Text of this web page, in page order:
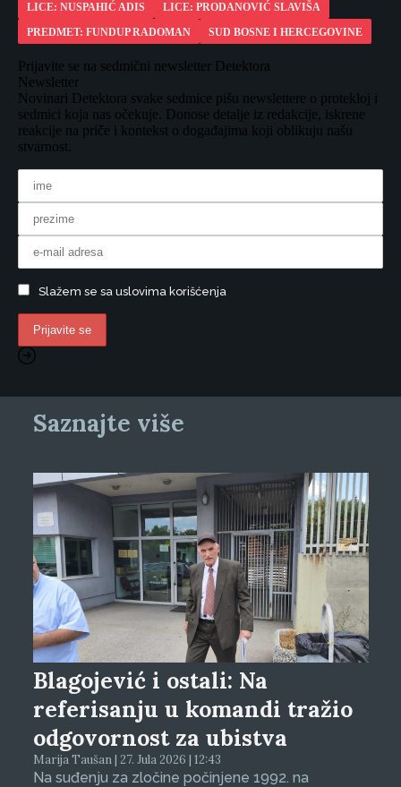
LICE: NUSPAHIĆ ADIS
LICE: PRODANOVIĆ SLAVIŠA
PREDMET: FUNDUP RADOMAN
SUD BOSNE I HERCEGOVINE
Prijavite se na sedmični newsletter Detektora
Newsletter
Novinari Detektora svake sedmice pišu newslettere o protekloj i
sedmici koja nas očekuje. Donose detalje iz redakcije, iskrene
reakcije na priče i kontekst o događajima koji oblikuju našu
stvarnost.
Slažem se sa uslovima korišćenja
Saznajte više
Blagojević i ostali: Na
referisanju u komandi tražio
odgovornost za ubistva
Marija Taušan | 27. Jula 2026 | 12:43
Na suđenju za zločine počinjene 1992. na